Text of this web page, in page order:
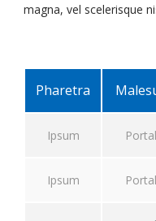
magna, vel scelerisque
Pharetra
Ipsum
Ipsum